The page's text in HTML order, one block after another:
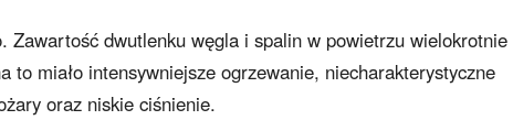
Zawartość dwutlenku węgla i spalin w powietrzu wielokrotnie
to miało intensywniejsze ogrzewanie, niecharakterystyczne
oraz niskie ciśnienie.